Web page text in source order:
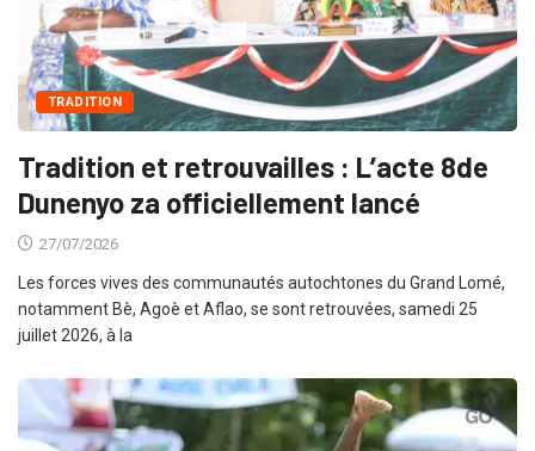
TRADITION
Tradition et retrouvailles : L’acte 8de
Dunenyo za officiellement lancé
27/07/2026
Les forces vives des communautés autochtones du Grand Lomé,
notamment Bè, Agoè et Aflao, se sont retrouvées, samedi 25
juillet 2026, à la